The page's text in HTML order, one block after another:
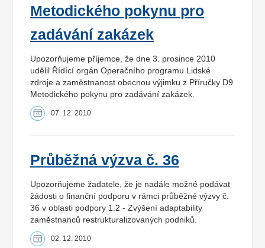
Metodického pokynu pro
zadávání zakázek
Upozorňujeme příjemce, že dne 3. prosince 2010
udělil Řídící orgán Operačního programu Lidské
zdroje a zaměstnanost obecnou výjimku z Příručky D9
Metodického pokynu pro zadávání zakázek.
07. 12. 2010
Průběžná výzva č. 36
Upozorňujeme žadatele, že je nadále možné podávat
žádosti o finanční podporu v rámci průběžné výzvy č.
36 v oblasti podpory 1.2 - Zvýšení adaptability
zaměstnanců restrukturalizovaných podniků.
02. 12. 2010